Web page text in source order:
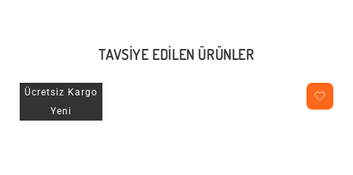
TAVSIYE EDILEN ÜRÜNLER
Ücretsiz Kargo
Yeni